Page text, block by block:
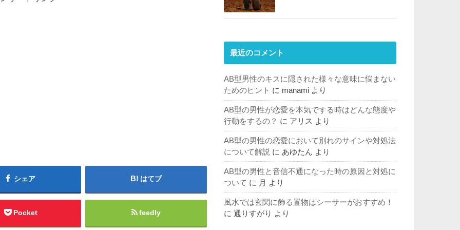
シェア はてブ
Pocket feedly
最近のコメント
AB型男性のキスに隠された様々な意味に悩まない
ためのヒント に manami より
AB型の男性が恋愛を本気でする時はどんな態度や
行動をするの？ に アリス より
AB型の男性の恋愛において別れのサインや対処法
について解説 に あゆたん より
AB型の男性と音信不通になった時の原因と対処に
ついて に 月 より
風水では玄関に飾る置物はシーサーがおすすめ！
に 通りすがり より